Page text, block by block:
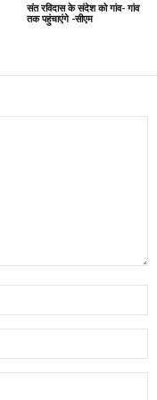
संत रविदास के संदेश को गांव- गांव
तक पहुंचाएंगे -सीएम